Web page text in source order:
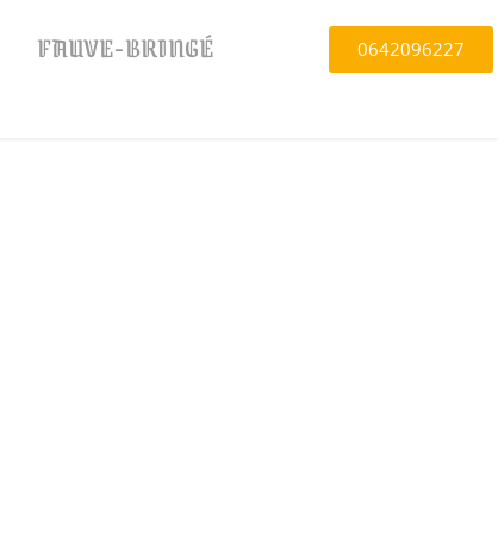
FAUVE-BRINGÉ
0642096227